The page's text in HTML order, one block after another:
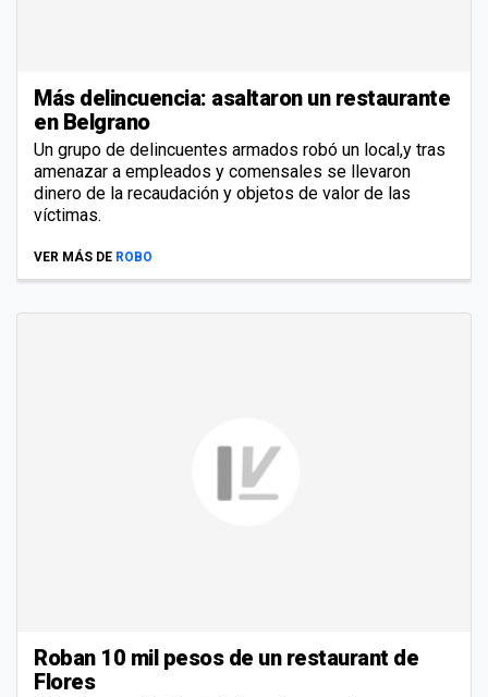
Más delincuencia: asaltaron un restaurante
en Belgrano
Un grupo de delincuentes armados robó un local,y tras
amenazar a empleados y comensales se llevaron
dinero de la recaudación y objetos de valor de las
víctimas.
VER MÁS DE ROBO
Roban 10 mil pesos de un restaurant de
Flores